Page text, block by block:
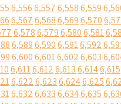
6,5566,5576,5586,559
6,5676,5686,5696,570
6,5786,5796,5806,581
6,5896,5906,5916,592
6,6006,6016,6026,603
6,6116,6126,6136,6146,615
6,6226,6236,6246,625
6,6326,6336,6346,635